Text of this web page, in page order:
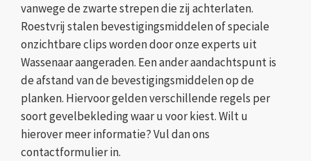
vanwege de zwarte strepen die zij achterlaten.
Roestvrij stalen bevestigingsmiddelen of speciale
onzichtbare clips worden door onze experts uit
Wassenaar aangeraden. Een ander aandachtspunt is
de afstand van de bevestigingsmiddelen op de
planken. Hiervoor gelden verschillende regels per
soort gevelbekleding waar u voor kiest. Wilt u
hierover meer informatie? Vul dan ons
contactformulier in.